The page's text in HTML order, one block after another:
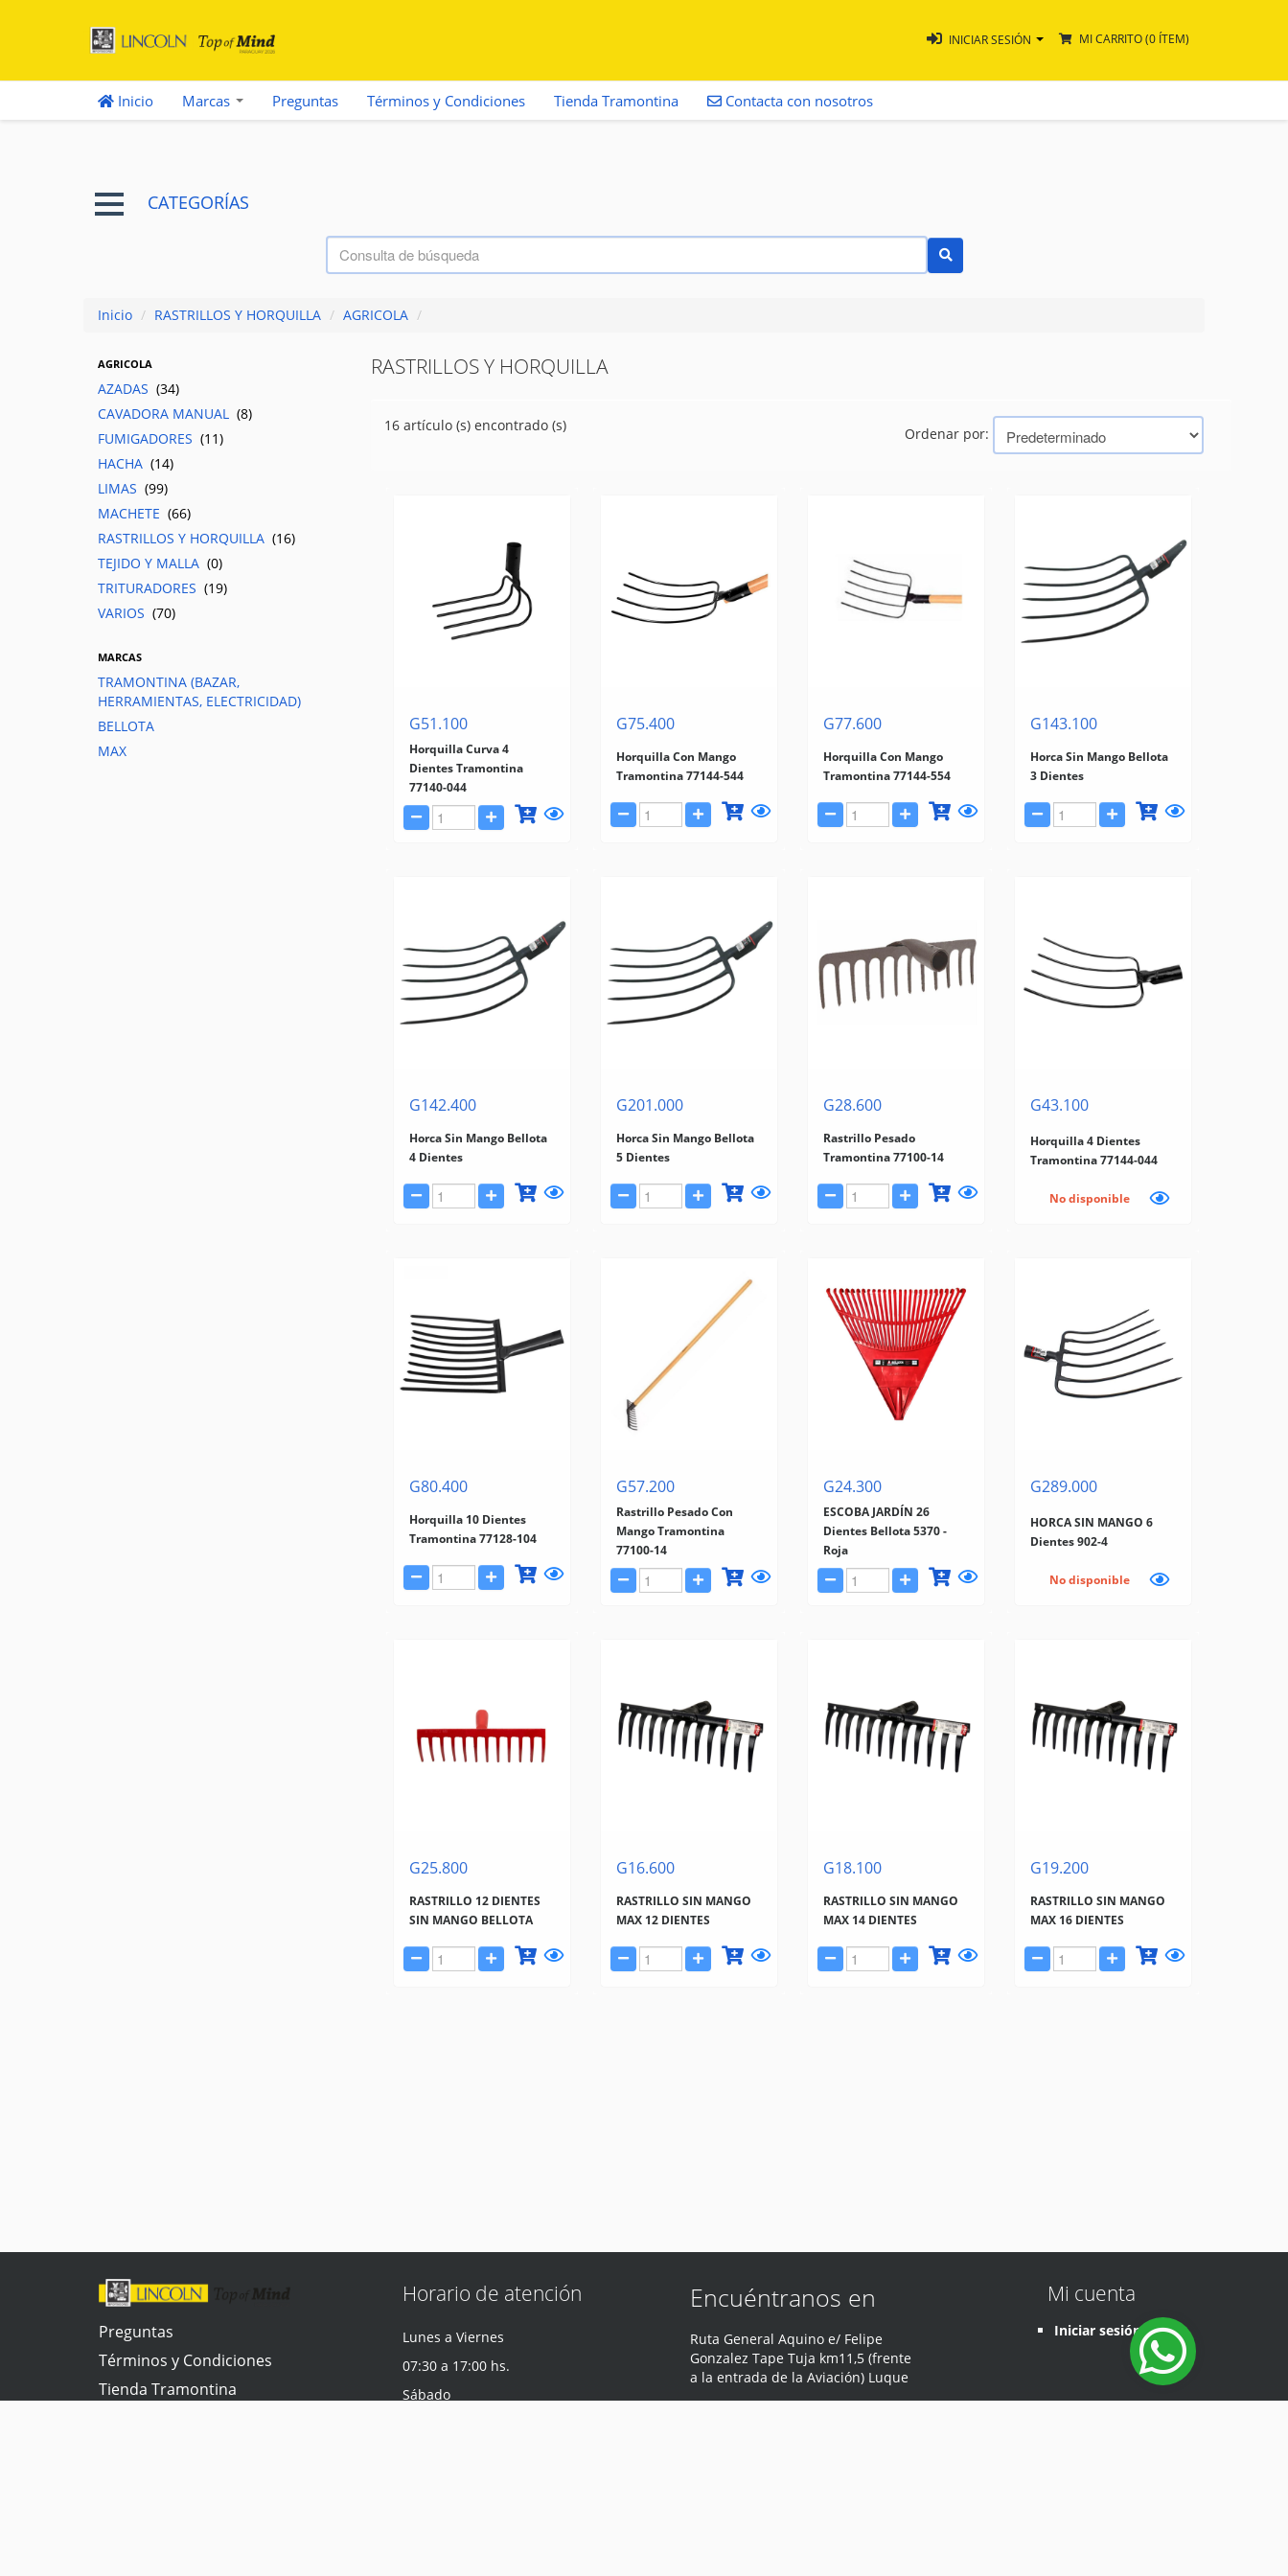
INICIAR SESIÓN MI CARRITO(0 ÍTEM)
Inicio Marcas Preguntas Términos y Condiciones Tienda Tramontina Contacta con nosotros
CATEGORÍAS
Inicio / RASTRILLOS Y HORQUILLA / AGRICOLA /
AGRICOLA
AZADAS (34)
CAVADORA MANUAL (8)
FUMIGADORES (11)
HACHA (14)
LIMAS (99)
MACHETE (66)
RASTRILLOS Y HORQUILLA (16)
TEJIDO Y MALLA (0)
TRITURADORES (19)
VARIOS (70)
MARCAS
TRAMONTINA (BAZAR,
HERRAMIENTAS, ELECTRICIDAD)
BELLOTA
MAX
RASTRILLOS Y HORQUILLA
16 artículo (s) encontrado (s) Ordenar por:
G51.100
Horquilla Curva 4
Dientes Tramontina
77140-044
G75.400
Horquilla Con Mango
Tramontina 77144-544
G77.600
Horquilla Con Mango
Tramontina 77144-554
G143.100
Horca Sin Mango Bellota
3 Dientes
G142.400
Horca Sin Mango Bellota
4 Dientes
G201.000
Horca Sin Mango Bellota
5 Dientes
G28.600
Rastrillo Pesado
Tramontina 77100-14
G43.100
Horquilla 4 Dientes
Tramontina 77144-044
No disponible
G80.400
Horquilla 10 Dientes
Tramontina 77128-104
G57.200
Rastrillo Pesado Con
Mango Tramontina
77100-14
G24.300
ESCOBA JARDÍN 26
Dientes Bellota 5370 -
Roja
G289.000
HORCA SIN MANGO 6
Dientes 902-4
No disponible
G25.800
RASTRILLO 12 DIENTES
SIN MANGO BELLOTA
G16.600
RASTRILLO SIN MANGO
MAX 12 DIENTES
G18.100
RASTRILLO SIN MANGO
MAX 14 DIENTES
G19.200
RASTRILLO SIN MANGO
MAX 16 DIENTES
Preguntas
Términos y Condiciones
Tienda Tramontina
Horario de atención
Lunes a Viernes
07:30 a 17:00 hs.
Sábado
Encuéntranos en
Ruta General Aquino e/ Felipe
Gonzalez Tape Tuja km11,5 (frente
a la entrada de la Aviación) Luque
Mi cuenta
Iniciar sesión